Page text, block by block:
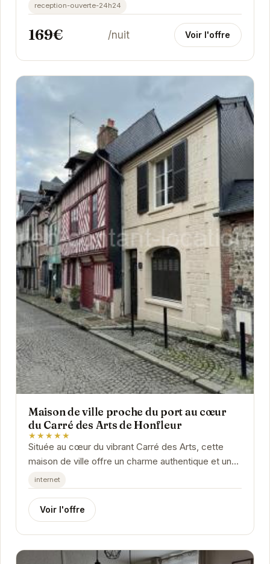
reception-ouverte-24h24
169€ /nuit Voir l'offre
Maison de ville proche du port au cœur
du Carré des Arts de Honfleur
★★★★★
Située au cœur du vibrant Carré des Arts, cette
maison de ville offre un charme authentique et un
emplacement idéal pour explorer Honfleur. À...
internet
Voir l'offre